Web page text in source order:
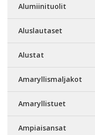
Alumiinituolit
Aluslautaset
Alustat
Amaryllismaljakot
Amaryllistuet
Ampiaisansat